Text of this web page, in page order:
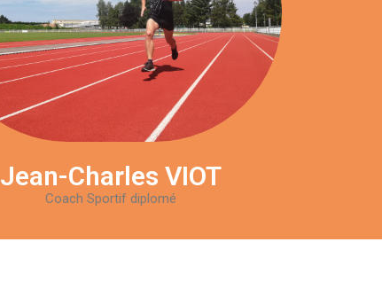
Jean-Charles VIOT
Coach Sportif diplomé